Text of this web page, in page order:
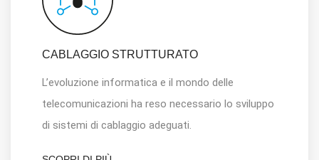
CABLAGGIO STRUTTURATO
L’evoluzione informatica e il mondo delle
telecomunicazioni ha reso necessario lo sviluppo
di sistemi di cablaggio adeguati.